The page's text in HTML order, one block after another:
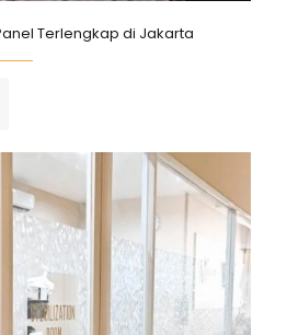
Terlengkap di Jakarta